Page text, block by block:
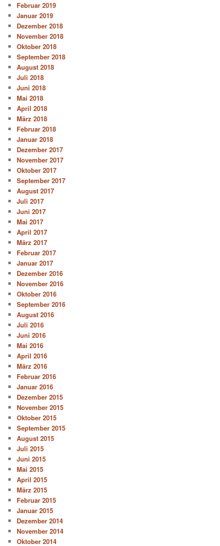
Februar 2019
Januar 2019
Dezember 2018
November 2018
Oktober 2018
September 2018
August 2018
Juli 2018
Juni 2018
Mai 2018
April 2018
März 2018
Februar 2018
Januar 2018
Dezember 2017
November 2017
Oktober 2017
September 2017
August 2017
Juli 2017
Juni 2017
Mai 2017
April 2017
März 2017
Februar 2017
Januar 2017
Dezember 2016
November 2016
Oktober 2016
September 2016
August 2016
Juli 2016
Juni 2016
Mai 2016
April 2016
März 2016
Februar 2016
Januar 2016
Dezember 2015
November 2015
Oktober 2015
September 2015
August 2015
Juli 2015
Juni 2015
Mai 2015
April 2015
März 2015
Februar 2015
Januar 2015
Dezember 2014
November 2014
Oktober 2014